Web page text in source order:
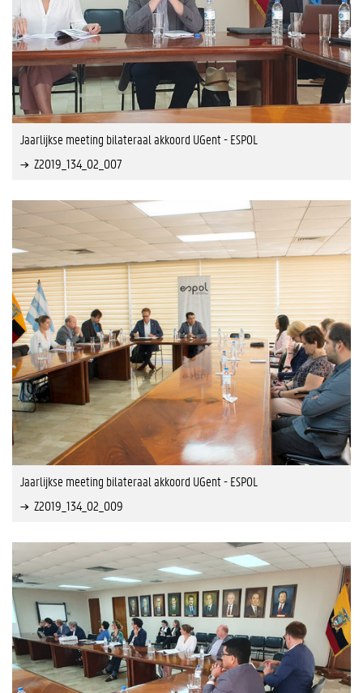
Jaarlijkse meeting bilateraal akkoord UGent - ESPOL
Z2019_134_02_007
Jaarlijkse meeting bilateraal akkoord UGent - ESPOL
Z2019_134_02_009